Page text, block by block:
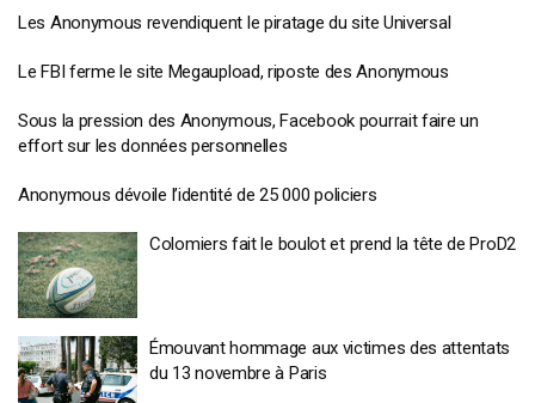
Les Anonymous revendiquent le piratage du site Universal
Le FBI ferme le site Megaupload, riposte des Anonymous
Sous la pression des Anonymous, Facebook pourrait faire un
effort sur les données personnelles
Anonymous dévoile l’identité de 25 000 policiers
Colomiers fait le boulot et prend la tête de ProD2
Émouvant hommage aux victimes des attentats
du 13 novembre à Paris